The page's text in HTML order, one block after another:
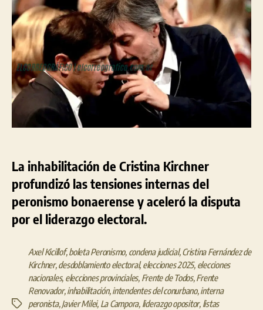
en
tensión:
Cristina
inhabilitada
y
la
puja
Kicillof–
Máximo
electoral
La inhabilitación de Cristina Kirchner
profundizó las tensiones internas del
peronismo bonaerense y aceleró la disputa
por el liderazgo electoral.
Etiquetas
Axel Kicillof,boleta Peronismo, condena judicial,Cristina Fernández de
Kirchner,desdoblamiento electoral,elecciones 2025, elecciones
nacionales, elecciones provinciales, Frente de Todos,Frente
Renovador,inhabilitación,intendentes del conurbano,interna
peronista,Javier Milei, La Campora, liderazgo opositor, listas